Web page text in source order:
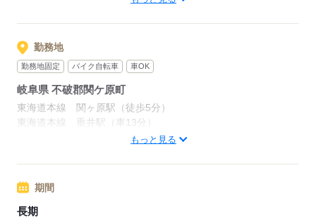
勤務地
勤務地固定 バイク自転車 車OK
岐阜県 不破郡関ケ原町
東海道本線 関ヶ原駅（徒歩5分）
東海道本線 垂井駅（車13分）
東海道本線 柏原駅（車12分）
無料駐車場完備
周辺情報：
無料駐車場完備
もっと見る
期間
長期